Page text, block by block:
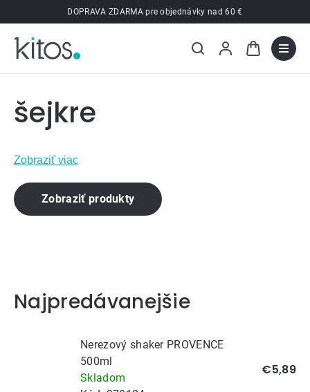
na
obsah
DOPRAVA ZDARMA pre objednávky nad 60 €
šejkre
Zobraziť viac
Zobraziť produkty
Najpredávanejšie
Nerezový shaker PROVENCE
500ml
Skladom
€5,89